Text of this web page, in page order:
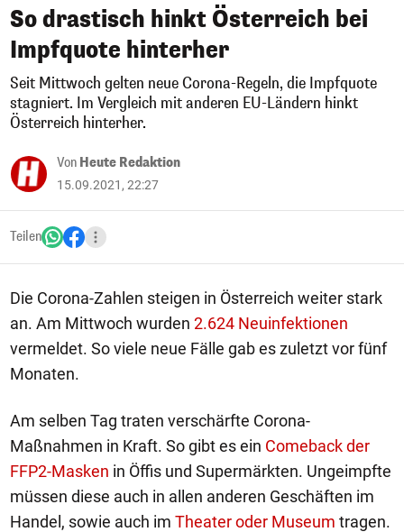
So drastisch hinkt Österreich bei
Impfquote hinterher
Seit Mittwoch gelten neue Corona-Regeln, die Impfquote
stagniert. Im Vergleich mit anderen EU-Ländern hinkt
Österreich hinterher.
Von Heute Redaktion
15.09.2021, 22:27
Teilen
Die Corona-Zahlen steigen in Österreich weiter stark
an. Am Mittwoch wurden 2.624 Neuinfektionen
vermeldet. So viele neue Fälle gab es zuletzt vor fünf
Monaten.
Am selben Tag traten verschärfte Corona-
Maßnahmen in Kraft. So gibt es ein Comeback der
FFP2-Masken in Öffis und Supermärkten. Ungeimpfte
müssen diese auch in allen anderen Geschäften im
Handel, sowie auch im Theater oder Museum tragen.